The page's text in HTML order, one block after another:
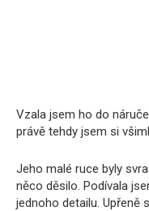
Vzala jsem ho do
právě tehdy jsem si
Jeho malé ruce byly
něco děsilo. Podívala
jednoho detailu. Upřeně